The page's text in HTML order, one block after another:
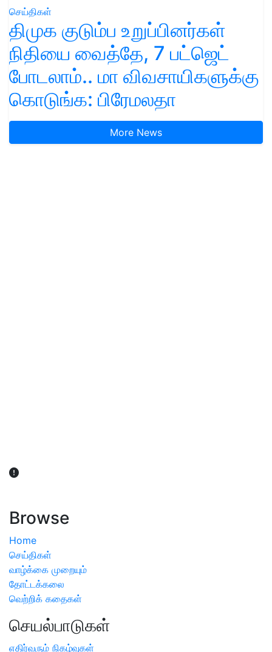
செய்திகள்
திமுக குடும்ப உறுப்பினர்கள்
நிதியை வைத்தே, 7 பட்ஜெட்
போடலாம்.. மா விவசாயிகளுக்கு
கொடுங்க: பிரேமலதா
More News
Browse
Home
செய்திகள்
வாழ்க்கை முறையும்
தோட்டக்கலை
வெற்றிக் கதைகள்
செயல்பாடுகள்
எதிர்வரும் நிகழ்வுகள்